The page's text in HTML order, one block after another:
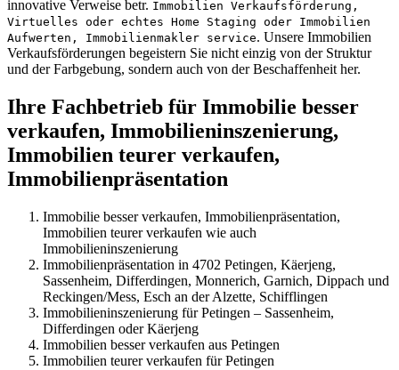
innovative Verweise betr. Immobilien Verkaufsförderung,
Virtuelles oder echtes Home Staging oder Immobilien
Aufwerten, Immobilienmakler service. Unsere Immobilien
Verkaufsförderungen begeistern Sie nicht einzig von der Struktur
und der Farbgebung, sondern auch von der Beschaffenheit her.
Ihre Fachbetrieb für Immobilie besser
verkaufen, Immobilieninszenierung,
Immobilien teurer verkaufen,
Immobilienpräsentation
Immobilie besser verkaufen, Immobilienpräsentation,
Immobilien teurer verkaufen wie auch
Immobilieninszenierung
Immobilienpräsentation in 4702 Petingen, Käerjeng,
Sassenheim, Differdingen, Monnerich, Garnich, Dippach und
Reckingen/Mess, Esch an der Alzette, Schifflingen
Immobilieninszenierung für Petingen – Sassenheim,
Differdingen oder Käerjeng
Immobilien besser verkaufen aus Petingen
Immobilien teurer verkaufen für Petingen